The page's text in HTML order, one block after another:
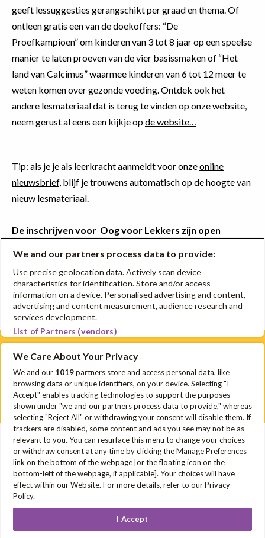
geeft lessuggesties gerangschikt per graad en thema. Of
ontleen gratis een van de doekoffers: “De
Proefkampioen” om kinderen van 3 tot 8 jaar op een speelse
manier te laten proeven van de vier basissmaken of “Het
land van Calcimus” waarmee kinderen van 6 tot 12 meer te
weten komen over gezonde voeding. Ontdek ook het
andere lesmateriaal dat is terug te vinden op onze website,
neem gerust al eens een kijkje opde website…
Tip: als je je als leerkracht aanmeldt voor onzeonline
nieuwsbrief, blijf je trouwens automatisch op de hoogte van
nieuw lesmateriaal.
De inschrijven voor Oog voor Lekkers zijn open
Zo veel gezonde ideeën, dat lust toch iedereen? Inschrijven
kan van maandag 2 tot maandag 30 september, voor 10 of
20 weken Oog voor Lekkers. Dat kan heel gemakkelijk
hier!
Schrijf je in voor onze nieuwsbrief
Disclaimer Privacyverklaring Cookie Policy
FAQ
Sitemap
In samenwerking met
Met steun van
We and our partners process data to provide:
Use precise geolocation data. Actively scan device
characteristics for identification. Store and/or access
information on a device. Personalised advertising and content,
advertising and content measurement, audience research and
services development.
List of Partners (vendors)
We Care About Your Privacy
We and our 1019partners store and access personal data, like
browsing data or unique identifiers, on your device. Selecting "I
Accept" enables tracking technologies to support the purposes
shown under "we and our partners process data to provide," whereas
selecting "Reject All" or withdrawing your consent will disable them. If
trackers are disabled, some content and ads you see may not be as
relevant to you. You can resurface this menu to change your choices
or withdraw consent at any time by clicking the Manage Preferences
link on the bottom of the webpage [or the floating icon on the
bottom-left of the webpage, if applicable]. Your choices will have
effect within our Website. For more details, refer to our Privacy
Policy.
I Accept